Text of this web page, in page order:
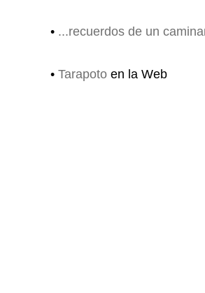
• ...recuerdos de un
• Tarapotoen la Web